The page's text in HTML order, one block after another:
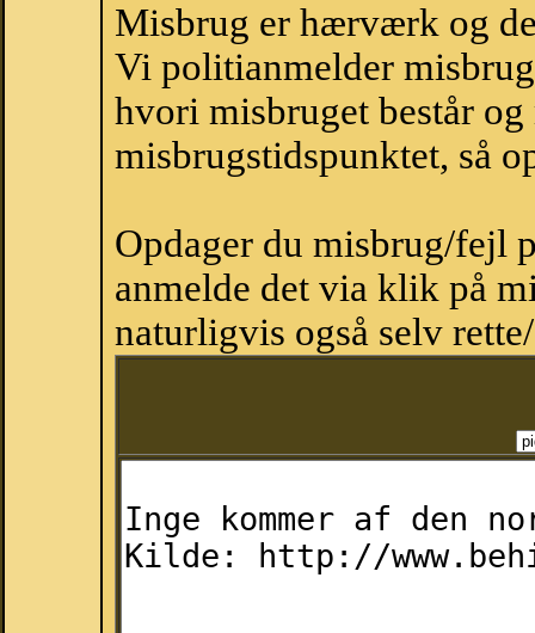
Misbrug er hærværk og
Vi politianmelder
hvori misbruget består
misbrugstidspunktet, så
Opdager du misbrug/fejl
anmelde det via klik på
naturligvis også selv